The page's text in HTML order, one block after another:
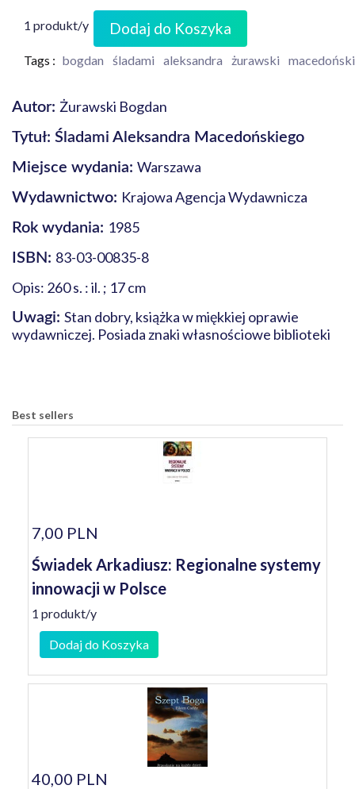
1 produkt/y Dodaj do Koszyka
Tags : bogdan śladami aleksandra żurawski
Autor: Żurawski Bogdan
Tytuł: Śladami Aleksandra Macedońskiego
Miejsce wydania: Warszawa
Wydawnictwo: Krajowa Agencja Wydawnicza
Rok wydania: 1985
ISBN: 83-03-00835-8
Opis: 260 s. : il. ; 17 cm
Uwagi: Stan dobry, książka w miękkiej oprawie
wydawniczej. Posiada znaki własnościowe biblioteki
Best sellers
7,00 PLN
Świadek Arkadiusz: Regionalne systemy
innowacji w Polsce
1 produkt/y
Dodaj do Koszyka
40,00 PLN